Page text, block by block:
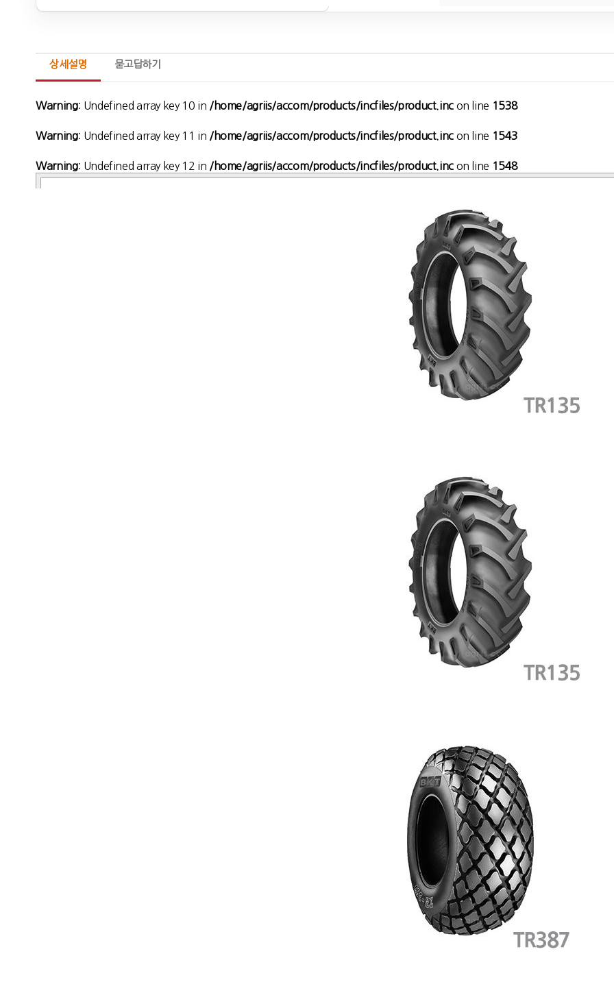
상세설명 묻고답하기
Warning: Undefined array key 10 in /home/agriis/accom/products/incfiles/product.incon line 1538
Warning: Undefined array key 11 in /home/agriis/accom/products/incfiles/product.incon line 1543
Warning: Undefined array key 12 in /home/agriis/accom/products/incfiles/product.incon line 1548